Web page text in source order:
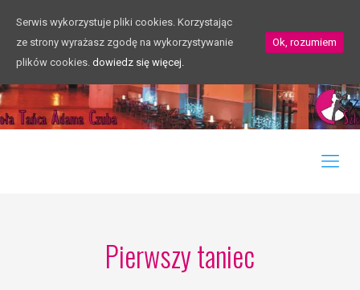
Pierwszy taniec
Serwis wykorzystuje pliki cookies. Korzystając
ze strony wyrażasz zgodę na wykorzystywanie
plików cookies. dowiedz się więcej.
Ok, rozumiem